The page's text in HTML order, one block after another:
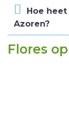
Hoe
Azoren?
Flores